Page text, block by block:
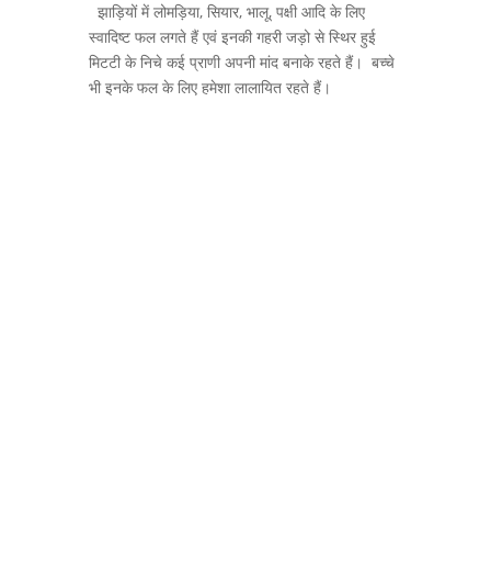
झाड़ियों में लोमड़िया, सियार, भालू, पक्षी आदि के लिए
स्वादिष्ट फल लगते हैं एवं इनकी गहरी जड़ो से स्थिर हुई
मिटटी के निचे कई प्राणी अपनी मांद बनाके रहते हैं। बच्चे
भी इनके फल के लिए हमेशा लालायित रहते हैं।